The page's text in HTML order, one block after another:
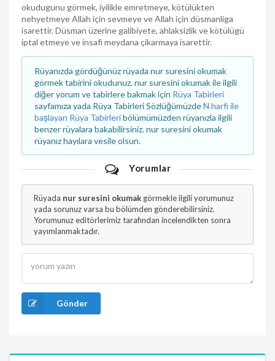
okudugunu görmek, iyilikle emretmeye, kötülükten
nehyetmeye Allah için sevmeye ve Allah için düsmanliga
isarettir. Düsman üzerine galibiyete, ahlaksizlik ve kötülügü
iptal etmeye ve insafi meydana çikarmaya isarettir.
Rüyanızda gördüğünüz rüyada nur suresini okumak
görmek tabirini okudunuz. nur suresini okumak ile ilgili
diğer yorum ve tabirlere bakmak için Rüya Tabirleri
sayfamıza yada Rüya Tabirleri SözlüğümüzdeN harfi ile
başlayan Rüya Tabirleribölümümüzden rüyanızla ilgili
benzer rüyalara bakabilirsiniz. nur suresini okumak
rüyanız hayılara vesile olsun.
Yorumlar
Rüyada nur suresini okumakgörmekle ilgili yorumunuz
yada sorunuz varsa bu bölümden gönderebilirsiniz.
Yorumunuz editörlerimiz tarafından incelendikten sonra
yayımlanmaktadır.
Gönder